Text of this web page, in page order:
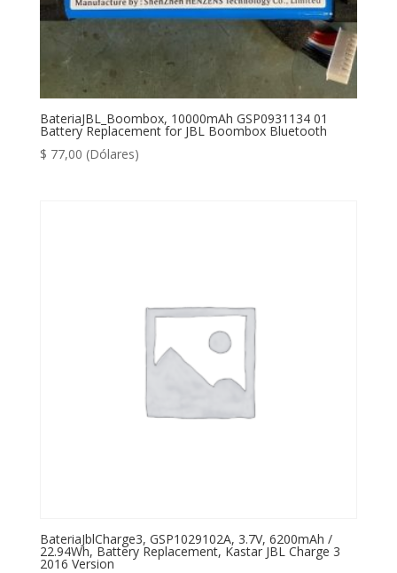
BateriaJBL_Boombox, 10000mAh GSP0931134 01
Battery Replacement for JBL Boombox Bluetooth
$ 77,00 (Dólares)
BateriaJblCharge3, GSP1029102A, 3.7V, 6200mAh /
22.94Wh, Battery Replacement, Kastar JBL Charge 3
2016 Version